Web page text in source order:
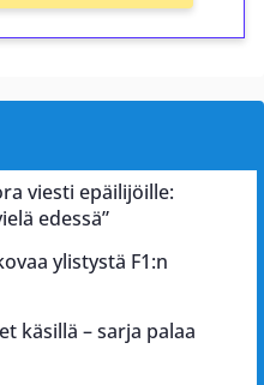
viesti epäilijöille:
edessä”
ylistystä F1:n
käsillä – sarja palaa